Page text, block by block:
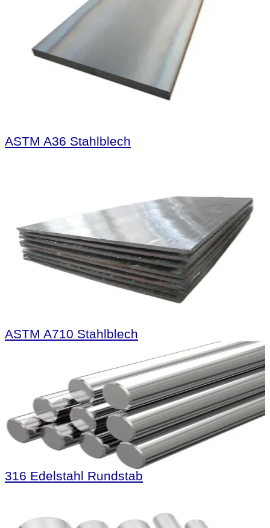
ASTM A36 Stahlblech
ASTM A710 Stahlblech
316 Edelstahl Rundstab